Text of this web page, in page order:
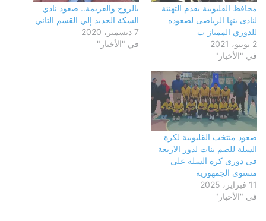
محافظ القليوبية يقدم التهنئة
لنادى بنها الرياضى لصعوده
للدوري الممتاز ب
2 يونيو، 2021
في "الأخبار"
بالروح والعزيمة.. صعود نادي
السكة الحديد إلي القسم التاني
7 ديسمبر، 2020
في "الأخبار"
صعود منتخب القليوبية لكرة
السلة للصم بنات لدور الاربعة
فى دورى كرة السلة على
مستوى الجمهورية
11 فبراير، 2025
في "الأخبار"